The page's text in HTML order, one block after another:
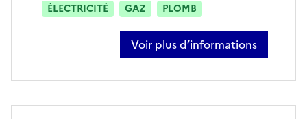
ÉLECTRICITÉ
GAZ PLOMB
Voir plus d’informations
sur julien clabault